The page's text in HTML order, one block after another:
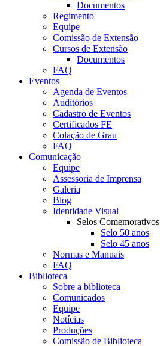
Documentos
Regimento
Equipe
Comissão de Extensão
Cursos de Extensão
Documentos
FAQ
Eventos
Agenda de Eventos
Auditórios
Cadastro de Eventos
Certificados FE
Colação de Grau
FAQ
Comunicação
Equipe
Assessoria de Imprensa
Galeria
Blog
Identidade Visual
Selos Comemorativos
Selo 50 anos
Selo 45 anos
Normas e Manuais
FAQ
Biblioteca
Sobre a biblioteca
Comunicados
Equipe
Notícias
Produções
Comissão de Biblioteca